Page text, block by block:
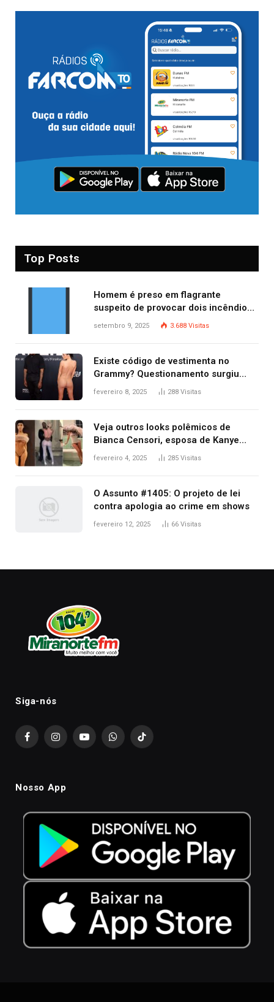
Top Posts
Homem é preso em flagrante
suspeito de provocar dois incêndios
criminosos no mesmo dia
setembro 9, 2025 3.688 Visitas
Existe código de vestimenta no
Grammy? Questionamento surgiu
após Bianca Censori, mulher de
fevereiro 8, 2025 288 Visitas
Veja outros looks polêmicos de
Bianca Censori, esposa de Kanye
West que apareceu nua no Grammy
fevereiro 4, 2025 285 Visitas
O Assunto #1405: O projeto de lei
contra apologia ao crime em shows
fevereiro 12, 2025 66 Visitas
Siga-nós
FacebookInstagramYouTubeWhatsAppTikTok
Nosso App